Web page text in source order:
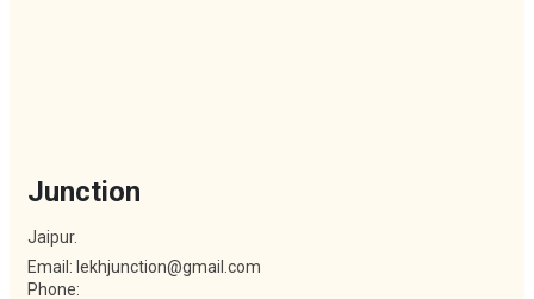
Junction
Jaipur.
Email: lekhjunction@gmail.com
Phone: